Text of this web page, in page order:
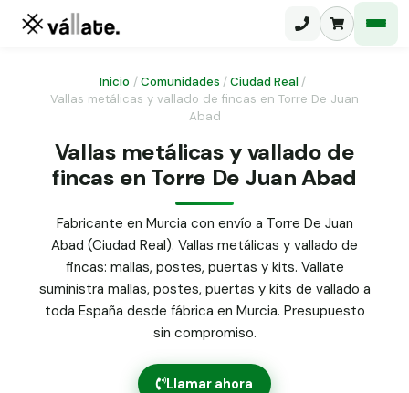
Malla electrosoldada
Malla ganadera
Malla triple torsión
Panel malla H.
Puerta abatible dos hojas
Puerta acceso peatonal
Poste malla Hércules
Poste malla simple torsión
Alambre de espino galvanizado
Alambre liso galvanizado
Malla ocultación 70 g/m² verde
Abrazadera PVC malla H.
Inicio /Comunidades /Ciudad Real /
Vallas metálicas y vallado de fincas en Torre De Juan
Abad
Vallas metálicas y vallado de
fincas en Torre De Juan Abad
Fabricante en Murcia con envío a Torre De Juan
Abad (Ciudad Real). Vallas metálicas y vallado de
fincas: mallas, postes, puertas y kits. Vallate
suministra mallas, postes, puertas y kits de vallado a
toda España desde fábrica en Murcia. Presupuesto
sin compromiso.
Llamar ahora